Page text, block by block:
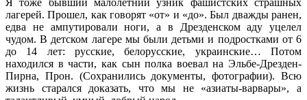
лагерей. Прошел, как говорят «от» и «до». Был дважды ранен,
едва не ампутировали ноги, а в Дрезденском аду уцелел
чудом. В детском лагере мы были детьми и подростками от 6
до 14 лет: русские, белорусские, украинские… Потом
находился в части, как сын полка воевал на Эльбе-Дрезден-
Пирна, Прон. (Сохранились документы, фотографии). Всю
жизнь старался доказать, что мы не «азиаты-варвары», а